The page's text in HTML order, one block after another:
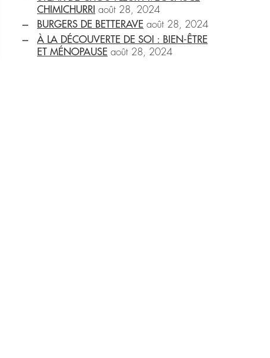
CHIMICHURRI août 28, 2024
BURGERS DE BETTERAVE août 28, 2024
À LA DÉCOUVERTE DE SOI : BIEN-ÊTRE
ET MÉNOPAUSE août 28, 2024